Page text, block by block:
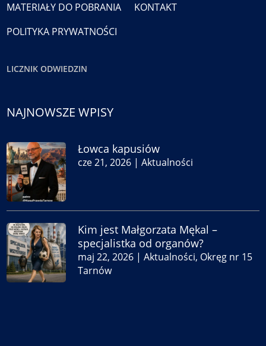
MATERIAŁY DO POBRANIA
KONTAKT
POLITYKA PRYWATNOŚCI
LICZNIK ODWIEDZIN
NAJNOWSZE WPISY
Łowca kapusiów
cze 21, 2026 |Aktualności
Kim jest Małgorzata Mękal –
specjalistka od organów?
maj 22, 2026 |Aktualności, Okręg nr 15
Tarnów